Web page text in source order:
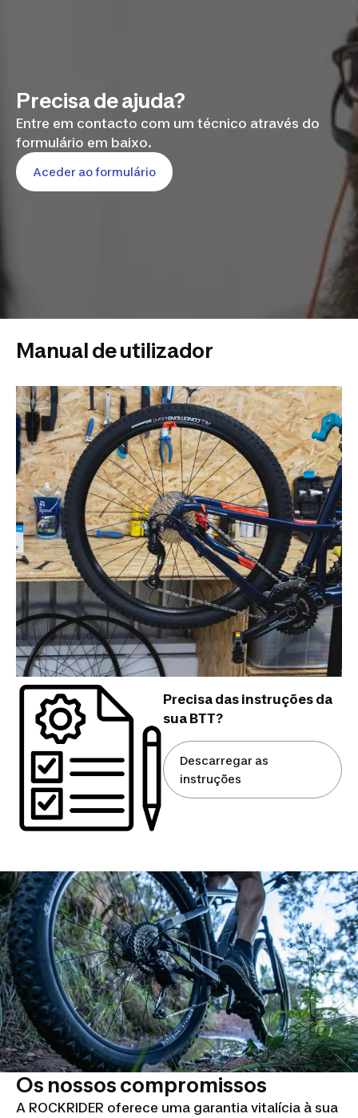
Precisa de ajuda?
Entre em contacto com um técnico através do
formulário em baixo.
Aceder ao formulário
Manual de utilizador
Precisa das instruções da
sua BTT?
Descarregar as
instruções
Os nossos compromissos
A ROCKRIDER oferece uma garantia vitalícia à sua